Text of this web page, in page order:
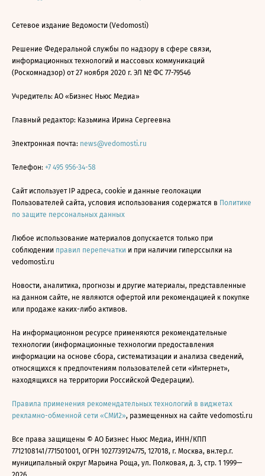
Сетевое издание Ведомости (Vedomosti)
Решение Федеральной службы по надзору в сфере связи,
информационных технологий и массовых коммуникаций
(Роскомнадзор) от 27 ноября 2020 г. ЭЛ № ФС 77-79546
Учредитель: АО «Бизнес Ньюс Медиа»
Главный редактор: Казьмина Ирина Сергеевна
Электронная почта: news@vedomosti.ru
Телефон: +7 495 956-34-58
Сайт использует IP адреса, cookie и данные геолокации
Пользователей сайта, условия использования содержатся в Политике
по защите персональных данных
Любое использование материалов допускается только при
соблюдении правил перепечатки и при наличии гиперссылки на
vedomosti.ru
Новости, аналитика, прогнозы и другие материалы, представленные
на данном сайте, не являются офертой или рекомендацией к покупке
или продаже каких-либо активов.
На информационном ресурсе применяются рекомендательные
технологии (информационные технологии предоставления
информации на основе сбора, систематизации и анализа сведений,
относящихся к предпочтениям пользователей сети «Интернет»,
находящихся на территории Российской Федерации).
Правила применения рекомендательных технологий в виджетах
рекламно-обменной сети «СМИ2», размещенных на сайте vedomosti.ru
Все права защищены © АО Бизнес Ньюс Медиа, ИНН/КПП
7712108141/771501001, ОГРН 1027739124775, 127018, г. Москва, вн.тер.г.
муниципальный округ Марьина Роща, ул. Полковая, д. 3, стр. 1 1999—